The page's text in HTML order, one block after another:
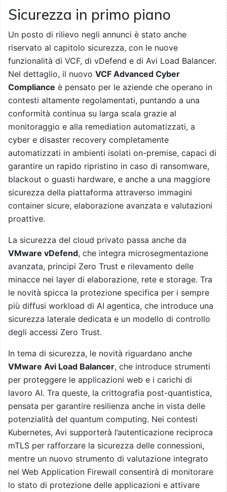
Sicurezza in primo piano
Un posto di rilievo negli annunci è stato anche
riservato al capitolo sicurezza, con le nuove
funzionalità di VCF, di vDefend e di Avi Load Balancer.
Nel dettaglio, il nuovo VCF Advanced Cyber
Compliance è pensato per le aziende che operano in
contesti altamente regolamentati, puntando a una
conformità continua su larga scala grazie al
monitoraggio e alla remediation automatizzati, a
cyber e disaster recovery completamente
automatizzati in ambienti isolati on-premise, capaci di
garantire un rapido ripristino in caso di ransomware,
blackout o guasti hardware, e anche a una maggiore
sicurezza della piattaforma attraverso immagini
container sicure, elaborazione avanzata e valutazioni
proattive.
La sicurezza del cloud privato passa anche da
VMware vDefend, che integra microsegmentazione
avanzata, principi Zero Trust e rilevamento delle
minacce nei layer di elaborazione, rete e storage. Tra
le novità spicca la protezione specifica per i sempre
più diffusi workload di AI agentica, che introduce una
sicurezza laterale dedicata e un modello di controllo
degli accessi Zero Trust.
In tema di sicurezza, le novità riguardano anche
VMware Avi Load Balancer, che introduce strumenti
per proteggere le applicazioni web e i carichi di
lavoro AI. Tra queste, la crittografia post-quantistica,
pensata per garantire resilienza anche in vista delle
potenzialità del quantum computing. Nei contesti
Kubernetes, Avi supporterà l’autenticazione reciproca
mTLS per rafforzare la sicurezza delle connessioni,
mentre un nuovo strumento di valutazione integrato
nel Web Application Firewall consentirà di monitorare
lo stato di protezione delle applicazioni e attivare